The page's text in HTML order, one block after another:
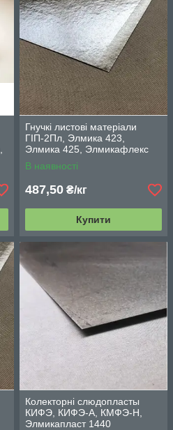
Гнучкі листові матеріали
ГІП-2Пл, Элмика 423,
Элмика 425, Элмикафлекс
44509, Элмикафлекс 4450
В наявності
487,50 ₴/кг
Купити
Колекторні слюдопласты
КИФЭ, КИФЭ-А, КМФЭ-Н,
Элмикапласт 1440